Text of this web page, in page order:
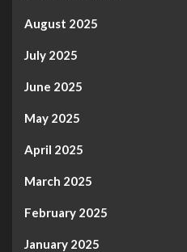
August 2025
July 2025
June 2025
May 2025
April 2025
March 2025
February 2025
January 2025